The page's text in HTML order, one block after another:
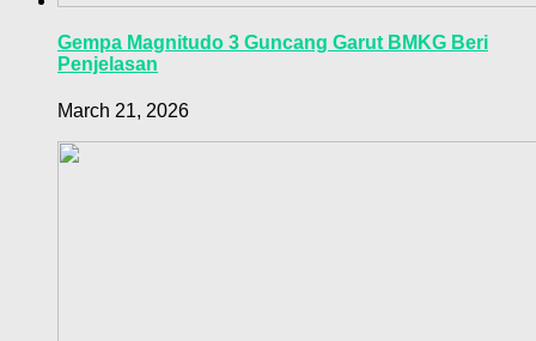
Gempa Magnitudo 3 Guncang Garut BMKG Beri
Penjelasan
March 21, 2026